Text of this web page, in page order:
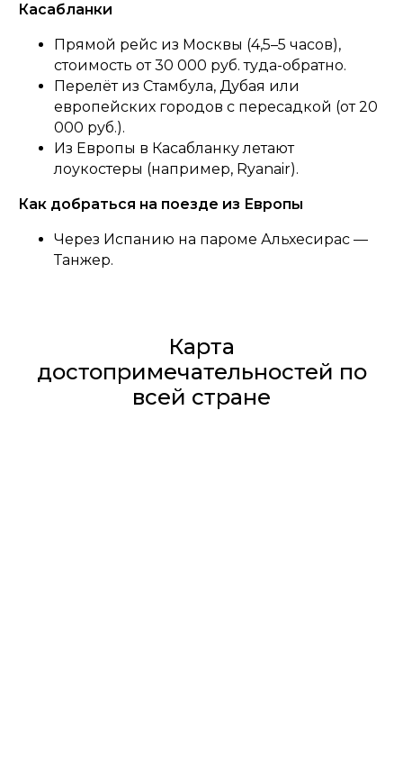
Касабланки
Прямой рейс из Москвы (4,5–5 часов),
стоимость от 30 000 руб. туда-обратно.
Перелёт из Стамбула, Дубая или
европейских городов с пересадкой (от 20
000 руб.).
Из Европы в Касабланку летают
лоукостеры (например, Ryanair).
Как добраться на поезде из Европы
Через Испанию на пароме Альхесирас —
Танжер.
Карта
достопримечательностей по
всей стране